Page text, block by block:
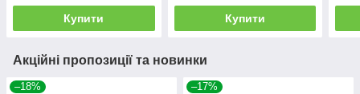
Купити Купити
Акційні пропозиції та новинки
–18% –17%